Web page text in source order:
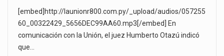
[embed]http://launionr800.com.py/_upload/audios/057255
60_00322429_5656DEC99AA60.mp3[/embed] En
comunicación con la Unión, el juez Humberto Otazú indicó
que…